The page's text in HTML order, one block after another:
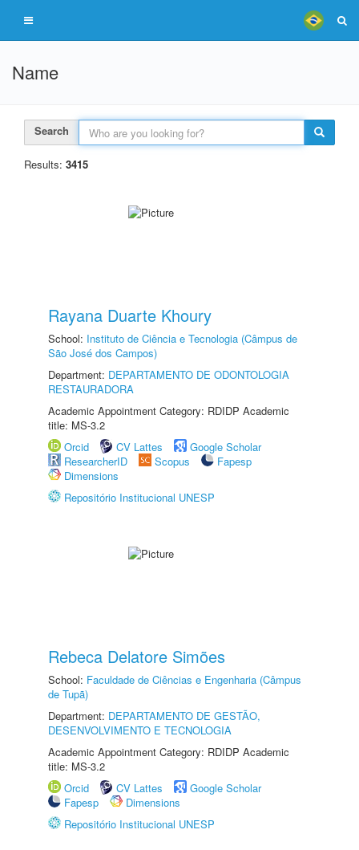
Name
Search
Results: 3415
Rayana Duarte Khoury
School: Instituto de Ciência e Tecnologia (Câmpus de
São José dos Campos)
Department: DEPARTAMENTO DE ODONTOLOGIA
RESTAURADORA
Academic Appointment Category: RDIDP Academic
title: MS-3.2
Orcid
CV Lattes
Google Scholar
ResearcherID
Scopus
Fapesp
Dimensions
Repositório Institucional UNESP
Rebeca Delatore Simões
School: Faculdade de Ciências e Engenharia (Câmpus
de Tupã)
Department: DEPARTAMENTO DE GESTÃO,
DESENVOLVIMENTO E TECNOLOGIA
Academic Appointment Category: RDIDP Academic
title: MS-3.2
Orcid
CV Lattes
Google Scholar
Fapesp
Dimensions
Repositório Institucional UNESP